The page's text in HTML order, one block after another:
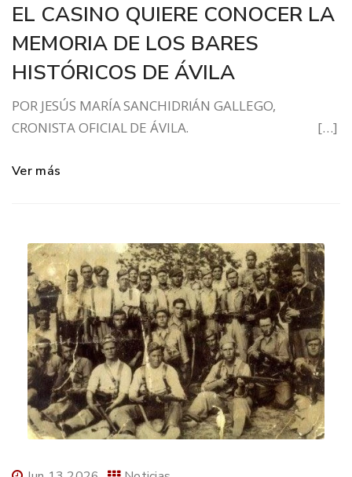
EL CASINO QUIERE CONOCER LA
MEMORIA DE LOS BARES
HISTÓRICOS DE ÁVILA
POR JESÚS MARÍA SANCHIDRIÁN GALLEGO,
CRONISTA OFICIAL DE ÁVILA. […]
Ver más